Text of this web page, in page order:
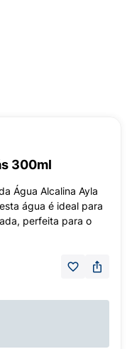
300ml
Água Alcalina Ayla
água é ideal para
perfeita para o